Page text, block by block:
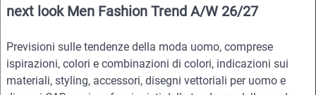
next look Men Fashion Trend A/W 26/27
Previsioni sulle tendenze della moda uomo, comprese
ispirazioni, colori e combinazioni di colori, indicazioni sui
materiali, styling, accessori, disegni vettoriali per uomo e